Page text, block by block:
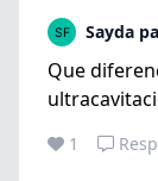
Sayda
Que
1